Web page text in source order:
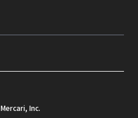
Mercari, Inc.